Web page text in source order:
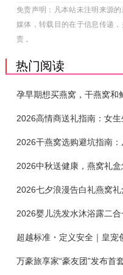
免责声明：凡本站未注明来源
媒体，转载目的在于信息传递
责 。
热门阅读
2026中秋送健康，燕窝礼
2026婴儿洗发水沐浴露二
超越标准・定义安全｜皇宠
万豪旅享家“豪友团”发布首